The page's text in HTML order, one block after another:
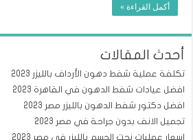
أكمل القراءة »
أحدث المقالات
تكلفة عملية شفط دهون الأرداف بالليزر 2023
افضل عيادات شفط الدهون في القاهرة 2023
افضل دكتور شفط الدهون بالليزر مصر 2023
تجميل الانف بدون جراحة في مصر 2023
اسعار عمليات نحت الجسم بالليزر في مصر 2023